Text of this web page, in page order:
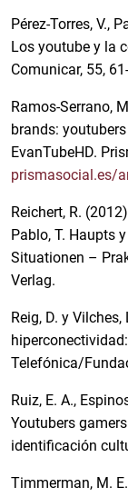
Pérez-Torres, V.,
Los youtube y la
Comunicar, 55,
Ramos-Serrano,
brands:
EvanTubeHD.
prismasocial.es/
Reichert, R.
Pablo, T. Haupts
Situationen –
Verlag.
Reig, D. y
Telefónica/
Ruiz, E. A.,
Youtubers
identificación
Timmerman, M.